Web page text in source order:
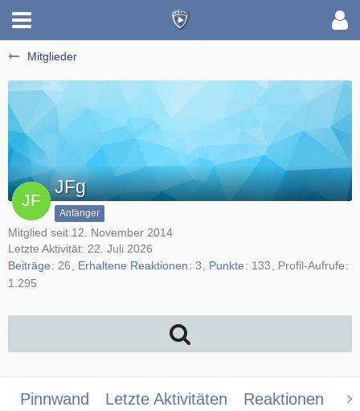
Mitglieder
JFg
Anfänger
Mitglied seit 12. November 2014
Letzte Aktivität: 22. Juli 2026
Beiträge
26 Erhaltene Reaktionen 3 Punkte 133
Profil-Aufrufe
1.295
Pinnwand Letzte Aktivitäten Reaktionen